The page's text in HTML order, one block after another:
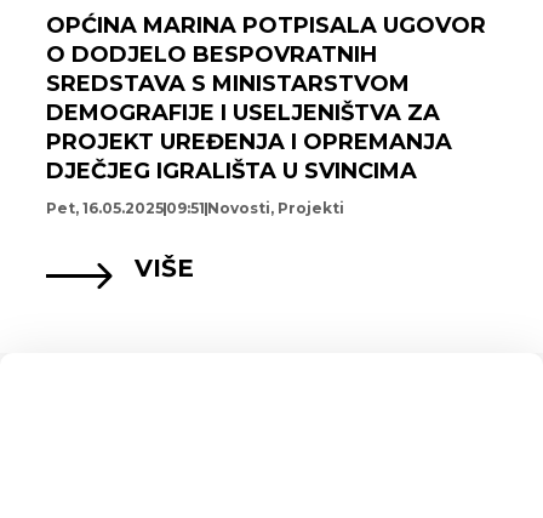
OPĆINA MARINA POTPISALA UGOVOR
O DODJELO BESPOVRATNIH
SREDSTAVA S MINISTARSTVOM
DEMOGRAFIJE I USELJENIŠTVA ZA
PROJEKT UREĐENJA I OPREMANJA
DJEČJEG IGRALIŠTA U SVINCIMA
Pet, 16.05.2025 09:51 Novosti, Projekti
VIŠE